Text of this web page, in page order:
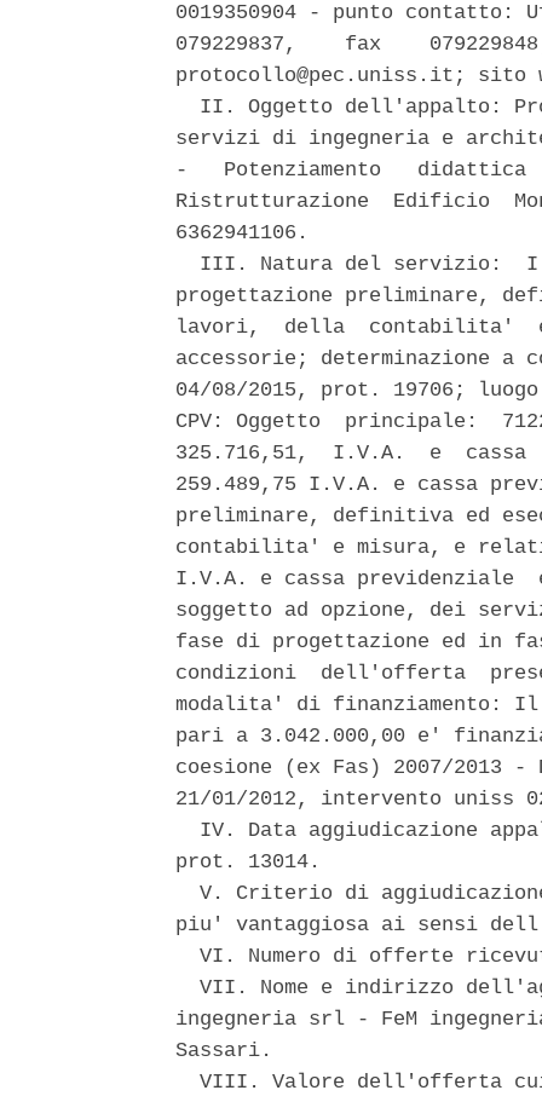
0019350904 - punto
079229837,    fax
protocollo@pec.uniss.it; sito
II. Oggetto dell'appalto:
servizi di ingegneria e
-   Potenziamento
Ristrutturazione  Edificio
6362941106.
III. Natura del servizio:
progettazione preliminare,
lavori,  della  contabilita'
accessorie; determinazione
04/08/2015, prot. 19706;
CPV: Oggetto  principale:
325.716,51,  I.V.A.  e
259.489,75 I.V.A. e cassa
preliminare, definitiva ed
contabilita' e misura, e
I.V.A. e cassa previdenziale
soggetto ad opzione, dei
fase di progettazione ed in
condizioni  dell'offerta
modalita' di finanziamento: Il
pari a 3.042.000,00 e'
coesione (ex Fas) 2007/2013
21/01/2012, intervento uniss
IV. Data aggiudicazione
prot. 13014.
V. Criterio di
piu' vantaggiosa ai sensi
VI. Numero di offerte
VII. Nome e indirizzo
ingegneria srl - FeM
Sassari.
VIII. Valore dell'offerta